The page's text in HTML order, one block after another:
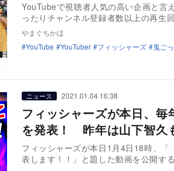
YouTubeで視聴者人気の高い企画と言
ったりチャンネル登録者数以上の再生
やまぐちかほ
YouTube
YouTuber フィッシャーズ 鬼ご
ニュース 2021.01.04 16:38
フィッシャーズが本日、
を発表！ 昨年は山下智久
フィッシャーズが本日1月4日18時、
表します！！」と題した動画を公開す